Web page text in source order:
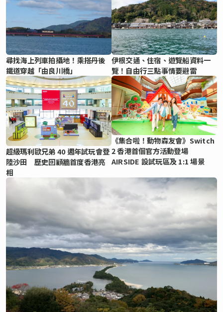
尋找海上列車拍攝地！乘搭丹後
鐵道穿越「由良川橋」
伊根交通、住宿、遊覽船資料一
覽！自由行三點事情要避雷
超級瑪利歐兄弟 40 週年試玩會登
陸沙田 歷史回顧牆首度香港亮
相
《集合啦！動物森友會》Switch
2 香港首個官方活動登場
AIRSIDE 設試玩區及 1:1 場景